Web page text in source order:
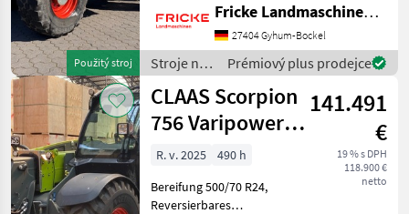
Použitý stroj
automatische
Anhängekupplung, 40
km/h, Deutz Motor Tier 4,
Dynamic Power,
Langsamfahreinrichtun
Fricke Landmaschinen GmbH
27404 Gyhum-Bockel
Stroje na
stavbu /
Claas
Prémiový plus prodejce
CLAAS Scorpion
756 Varipower
Plus -
Generation 2
141.491
€
19 % s DPH
118.900 €
netto
R. v. 2025
490 h
Bereifung 500/70 R24,
Reversierbares